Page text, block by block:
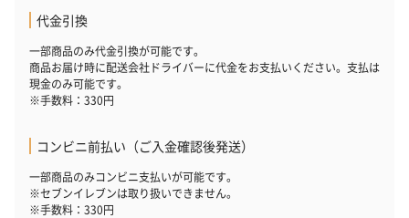
いぶりがっことチーズ
のオイル漬（981円）
ン）（981円）
代金引換
一部商品のみ代金引換が可能です。
商品お届け時に配送会社ドライバーに代金をお支払いください。支払は
現金のみ可能です。
※手数料：330円
コンビニ前払い（ご入金確認後発送）
一部商品のみコンビニ支払いが可能です。
※セブンイレブンは取り扱いできません。
※手数料：330円